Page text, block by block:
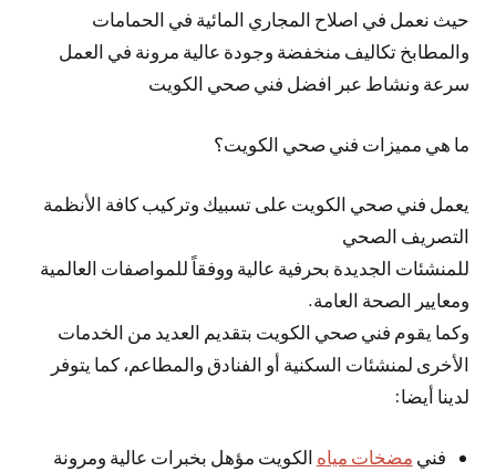
حيث نعمل في اصلاح المجاري المائية في الحمامات
والمطابخ تكاليف منخفضة وجودة عالية مرونة في العمل
سرعة ونشاط عبر افضل فني صحي الكويت
ما هي مميزات فني صحي الكويت؟
يعمل فني صحي الكويت على تسبيك وتركيب كافة الأنظمة
التصريف الصحي
للمنشئات الجديدة بحرفية عالية ووفقاً للمواصفات العالمية
ومعايير الصحة العامة.
وكما يقوم فني صحي الكويت بتقديم العديد من الخدمات
الأخرى لمنشئات السكنية أو الفنادق والمطاعم، كما يتوفر
لدينا أيضا:
فني مضخات مياه الكويت مؤهل بخبرات عالية ومرونة